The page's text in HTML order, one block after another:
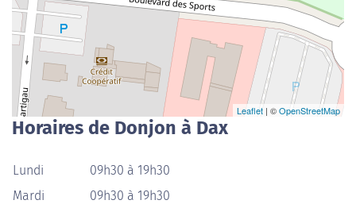
Leaflet | ©OpenStreetMap
Horaires de Donjon à Dax
Lundi
09h30 à 19h30
Mardi
09h30 à 19h30